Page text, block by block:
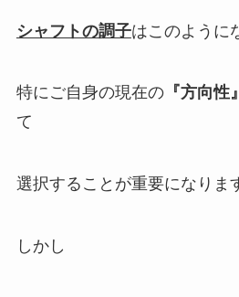
シャフトの調子はこのように
特にご自身の現在の『方向性』
て
選択することが重要になりま
しかし